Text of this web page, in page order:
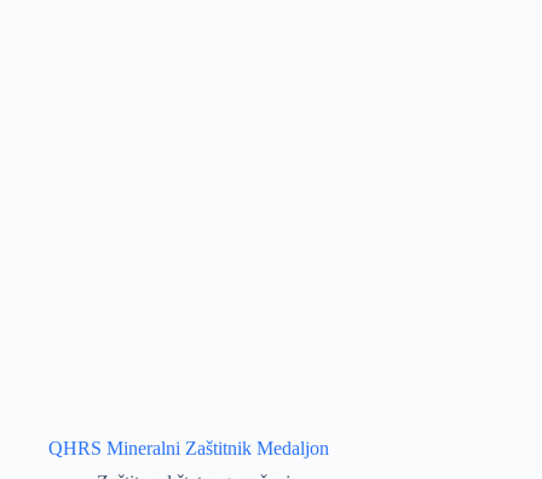
QHRS Mineralni Zaštitnik Medaljon